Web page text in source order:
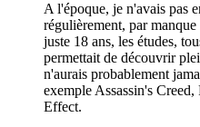
A l'époque, je n'avais pas
régulièrement, par
juste 18 ans, les études,
permettait de découvrir
n'aurais probablement
exemple Assassin's
Effect.